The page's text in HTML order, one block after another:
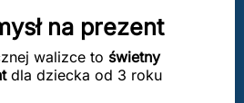
na prezent
walizce to świetny
dla dziecka od 3 roku